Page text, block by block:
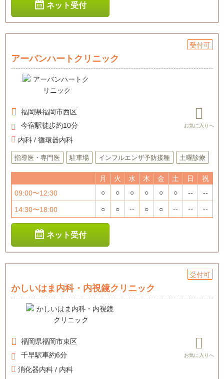
ネット受付
受付可
アーバンハートクリニック
福岡県福岡市西区
今宿駅徒歩約10分
内科 / 循環器内科
指導医・専門医 駐車場 インフルエンザ予防接種 土曜診療
月 火 水 木 金 土 日
祝
09:00〜12:30
○ ○ ○ ○ ○ ○ -- --
14:30〜18:00 ○ ○ -- ○ ○ -- -- --
ネット受付
受付可
かしいはま内科・内視鏡クリニック
福岡県福岡市東区
千早駅車約6分
消化器内科 / 内科